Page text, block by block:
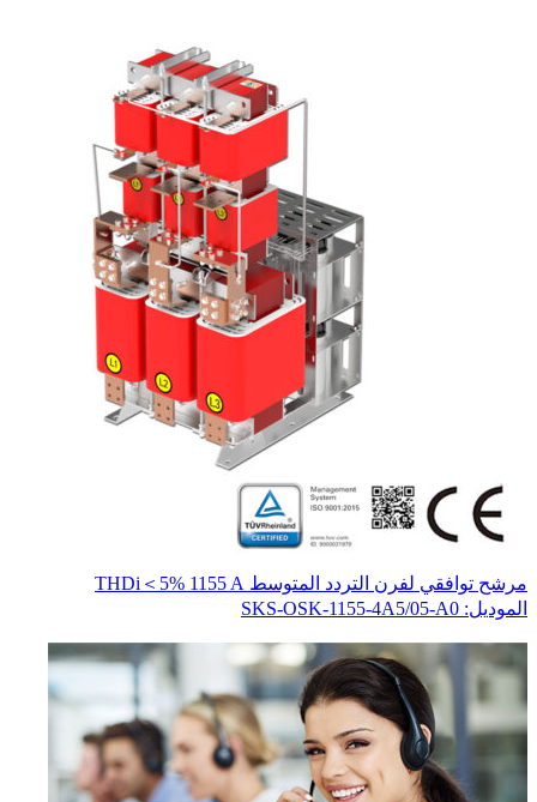
مرشح توافقي لفرن التردد المتوسط THDi＜5% 1155 A
الموديل: SKS-OSK-1155-4A5/05-A0